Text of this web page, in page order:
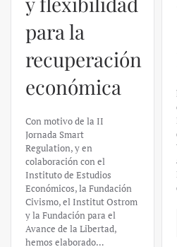
para la
recuperación
económica
Con motivo de la II
Jornada Smart
Regulation, y en
colaboración con el
Instituto de Estudios
Económicos, la Fundación
Civismo, el Institut Ostrom
y la Fundación para el
Avance de la Libertad,
hemos elaborado…